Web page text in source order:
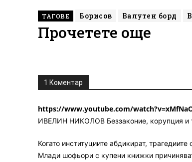
ТАГОВЕ Борисов Валутен борд
Прочетете още
1 Коментар
https://www.youtube.com/
ИВЕЛИН НИКОЛОВ Беззаконие, корупция и
Когато институциите абдикират,
Млади шофьори с купени книжки